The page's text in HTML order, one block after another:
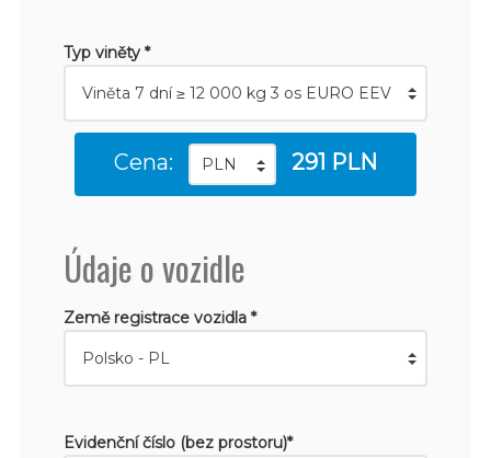
Typ viněty *
Cena: 291 PLN
Údaje o vozidle
Země registrace vozidla *
Evidenční číslo (bez prostoru)*